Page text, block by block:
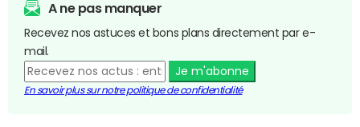
A ne pas manquer
Recevez nos astuces et bons plans directement par e-
mail.
Je m'abonne
En savoir plus sur notre politique de confidentialité